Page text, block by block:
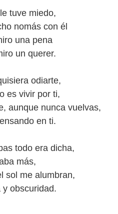
tuve miedo,
nomás con él
una pena
un querer.
odiarte,
es vivir por ti,
aunque nunca vuelvas,
en ti.
todo era dicha,
más,
sol me alumbran,
y obscuridad.